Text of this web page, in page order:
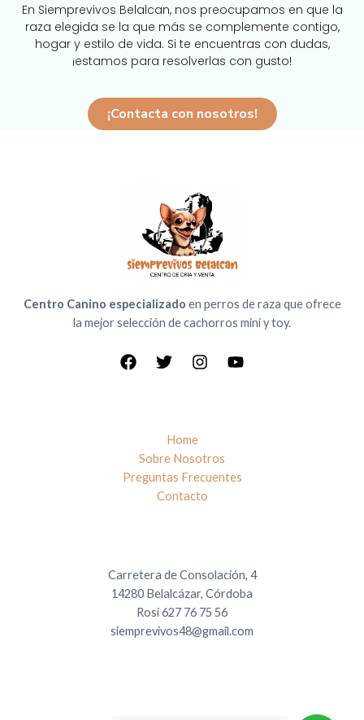
En Siemprevivos Belalcan, nos preocupamos en que la
raza elegida se la que más se complemente contigo,
hogar y estilo de vida. Si te encuentras con dudas,
¡estamos para resolverlas con gusto!
¡Contacta con nosotros!
Centro Canino especializado en perros de raza que ofrece
la mejor selección de cachorros mini y toy.
Home
Sobre Nosotros
Preguntas Frecuentes
Contacto
Carretera de Consolación, 4
14280 Belalcázar, Córdoba
Rosi 627 76 75 56
siemprevivos48@gmail.com